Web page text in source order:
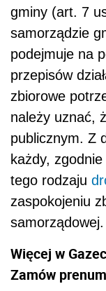
gminy (art. 7
samorządzie
podejmuje na
przepisów
zbiorowe
należy uznać,
publicznym. Z
każdy,
tego rodzaju
zaspokojeniu
samorządowej.
Więcej w
Zamów